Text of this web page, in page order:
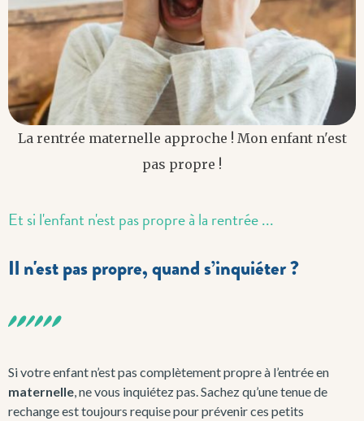
La rentrée maternelle approche ! Mon enfant n'est
pas propre !
Et si l'enfant n'est pas propre à la rentrée ...
Il n'est pas propre, quand s’inquiéter ?
Si votre enfant n’est pas complètement propre à l’entrée en
maternelle , ne vous inquiétez pas. Sachez qu’une tenue de
rechange est toujours requise pour prévenir ces petits